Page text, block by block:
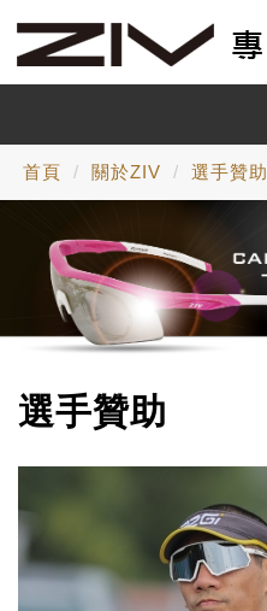
首頁 關於ZIV 選手贊助
選手贊助